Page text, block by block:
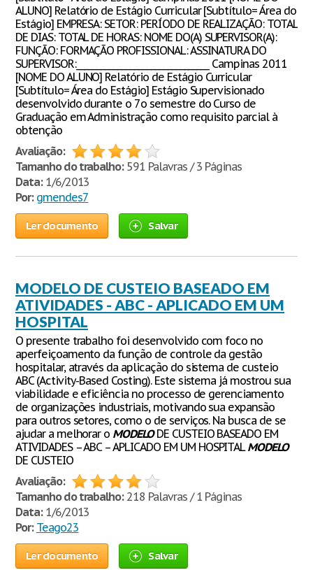
ALUNO] Relatório de Estágio Curricular [Subtítulo= Área do
Estágio] EMPRESA: SETOR: PERÍODO DE REALIZAÇÃO: TOTAL
DE DIAS: TOTAL DE HORAS: NOME DO(A) SUPERVISOR(A):
FUNÇÃO: FORMAÇÃO PROFISSIONAL: ASSINATURA DO
SUPERVISOR:________________________________ Campinas 2011
[NOME DO ALUNO] Relatório de Estágio Curricular
[Subtítulo= Área do Estágio] Estágio Supervisionado
desenvolvido durante o 7o semestre do Curso de
Graduação em Administração como requisito parcial à
obtenção
Avaliação:
Tamanho do trabalho:591 Palavras / 3 Páginas
Data:1/6/2013
Por: gmendes7
Ler documento Salvar
MODELO DE CUSTEIO BASEADO EM
ATIVIDADES - ABC - APLICADO EM UM
HOSPITAL
O presente trabalho foi desenvolvido com foco no
aperfeiçoamento da função de controle da gestão
hospitalar, através da aplicação do sistema de custeio
ABC (Activity-Based Costing). Este sistema já mostrou sua
viabilidade e eficiência no processo de gerenciamento
de organizações industriais, motivando sua expansão
para outros setores, como o de serviços. Na busca de se
ajudar a melhorar o MODELODE CUSTEIO BASEADO EM
ATIVIDADES – ABC – APLICADO EM UM HOSPITALMODELO
DE CUSTEIO
Avaliação:
Tamanho do trabalho:218 Palavras / 1 Páginas
Data:1/6/2013
Por: Teago23
Ler documento Salvar